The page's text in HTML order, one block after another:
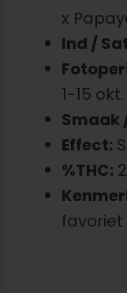
x
Ind /
1-15 okt.
Smaak
Effect:
%THC:
favoriet